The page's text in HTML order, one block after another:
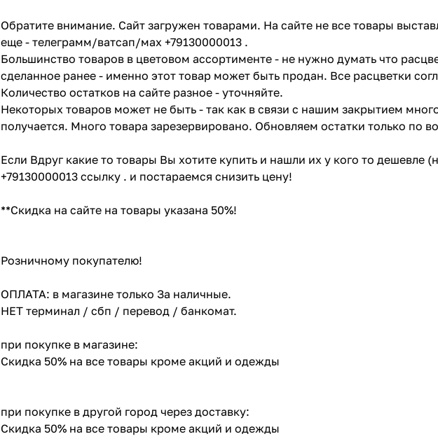
Обратите внимание. Сайт загружен товарами. На сайте не все товары
еще - телеграмм/ватсап/мах +79130000013 .
Большинство товаров в цветовом ассортименте - не нужно думать что
сделанное ранее - именно этот товар может быть продан. Все расцветки
Количество остатков на сайте разное - уточняйте.
Некоторых товаров может не быть - так как в связи с нашим закрытием
получается. Много товара зарезервировано. Обновляем остатки только по
Если Вдруг какие то товары Вы хотите купить и нашли их у кого то
+79130000013 ссылку . и постараемся снизить цену!
**Скидка на сайте на товары указана 50%!
Розничному покупателю!
ОПЛАТА: в магазине только За наличные.
НЕТ терминал / сбп / перевод / банкомат.
при покупке в магазине:
Скидка 50% на все товары кроме акций и одежды
при покупке в другой город через доставку:
Скидка 50% на все товары кроме акций и одежды